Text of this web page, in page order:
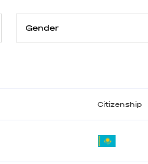
Citizenship